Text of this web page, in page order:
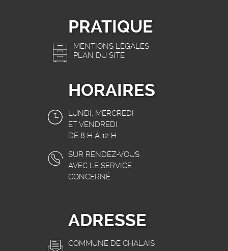
PRATIQUE
MENTIONS LÉGALES
PLAN DU SITE
HORAIRES
LUNDI, MERCREDI
ET VENDREDI
DE 8 H À 12 H.
SUR RENDEZ-VOUS
AVEC LE SERVICE
CONCERNÉ.
ADRESSE
COMMUNE DE CHALAIS